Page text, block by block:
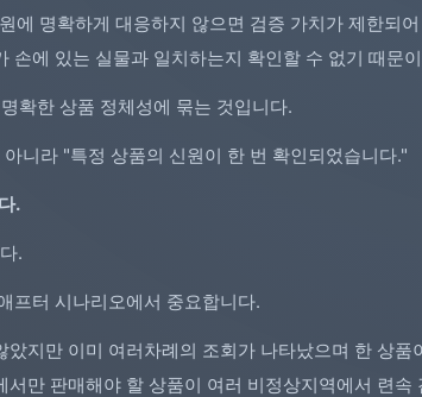
에 명확하게 대응하지 않으면 검증 가치가 제한되
손에 있는 실물과 일치하는지 확인할 수 없기 때문
확한 상품 정체성에 묶는 것입니다.
니라 "특정 상품의 신원이 한 번 확인되었습니다."
.
.
프터 시나리오에서 중요합니다.
지만 이미 여러차례의 조회가 나타났으며 한 상
만 판매해야 할 상품이 여러 비정상지역에서 련속